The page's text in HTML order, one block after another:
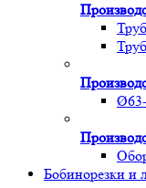
Бобинорезки и